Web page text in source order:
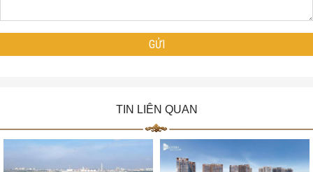
TIN LIÊN QUAN